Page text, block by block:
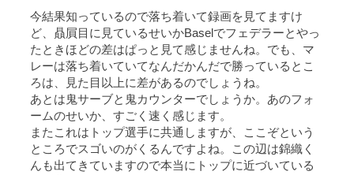
今結果知っているので落ち着いて録画を見てますけ
ど、贔屓目に見ているせいかBaselでフェデラーとやっ
たときほどの差はぱっと見て感じませんね。でも、マ
レーは落ち着いていてなんだかんだで勝っているとこ
ろは、見た目以上に差があるのでしょうね。
あとは鬼サーブと鬼カウンターでしょうか。あのフォ
ームのせいか、すごく速く感じます。
またこれはトップ選手に共通しますが、ここぞという
ところでスゴいのがくるんですよね。この辺は錦織く
んも出てきていますので本当にトップに近づいている